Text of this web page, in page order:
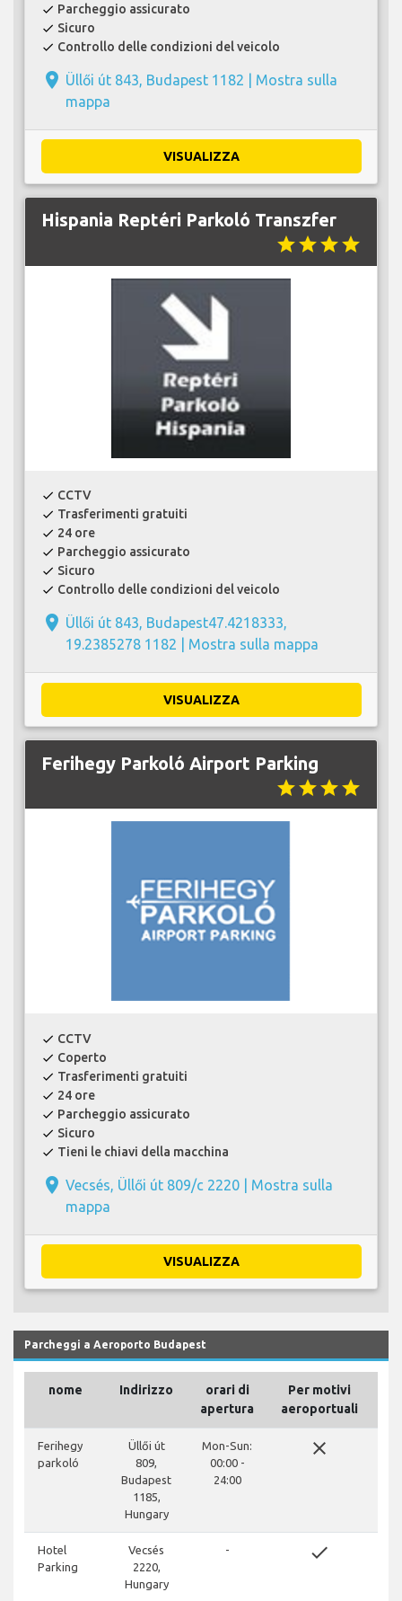
check Parcheggio assicurato
check Sicuro
check Controllo delle condizioni del veicolo
place Üllői út 843, Budapest 1182 | Mostra sulla
mappa
VISUALIZZA
Hispania Reptéri Parkoló Transzfer
starstarstarstar
check CCTV
check Trasferimenti gratuiti
check 24 ore
check Parcheggio assicurato
check Sicuro
check Controllo delle condizioni del veicolo
place Üllői út 843, Budapest47.4218333,
19.2385278 1182 | Mostra sulla mappa
VISUALIZZA
Ferihegy Parkoló Airport Parking
starstarstarstar
check CCTV
check Coperto
check Trasferimenti gratuiti
check 24 ore
check Parcheggio assicurato
check Sicuro
check Tieni le chiavi della macchina
place Vecsés, Üllői út 809/c 2220 | Mostra sulla
mappa
VISUALIZZA
Parcheggi a Aeroporto Budapest
nome Indirizzo
orari di
apertura
Per motivi
aeroportuali
Ferihegy
parkoló
Üllői út
809,
Budapest
1185,
Hungary
Mon-Sun:
00:00 -
24:00
close
Hotel
Parking
Vecsés
2220,
Hungary
- done